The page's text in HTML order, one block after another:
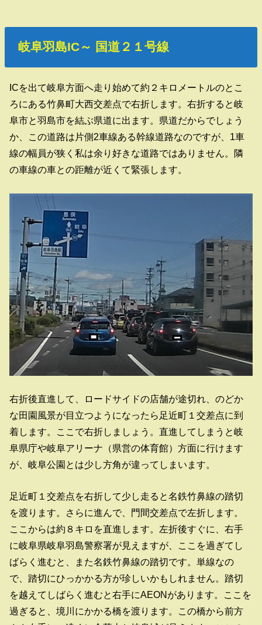
岐阜羽島IC～ 国道２１号線
ICを出て岐阜方面へ走り始めて約２キロメートルのとこ
ろにある竹鼻町大西交差点で右折します。右折すると岐
阜市と羽島市を結ぶ県道に出ます。県道だからでしょう
か、この道路は片側2車線ある幹線道路なのですが、1車
線の幅員が狭く私は余り好きな道路ではありません。隣
の車線の車との距離が近くて緊張します。
右折後直進して、ロードサイドの店舗が途切れ、のどか
な田園風景が目立つようになったら足近町１交差点に到
着します。ここで右折しましょう。直進してしまうと岐
阜県庁や岐阜アリーナ（県営の体育館）方面に行けます
が、岐阜公園とは少し方角が違ってしまいます。
足近町１交差点を右折して少し走ると名鉄竹鼻線の踏切
を渡ります。さらに進んで、門間交差点で左折します。
ここからは約８キロを直進します。左折後すぐに、右手
に岐阜県岐阜羽島警察署が見えますが、ここを過ぎてし
ばらく進むと、また名鉄竹鼻線の踏切です。単線なの
で、踏切にひっかかる方が珍しいかもしれません。踏切
を越えてしばらく進むと右手にAEONがあります。ここを
過ぎると、境川にかかる橋を渡ります。この橋から前方